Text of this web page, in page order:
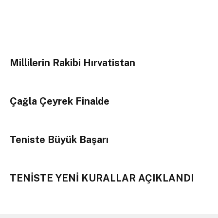
Millilerin Rakibi Hırvatistan
Çağla Çeyrek Finalde
Teniste Büyük Başarı
TENİSTE YENİ KURALLAR AÇIKLANDI